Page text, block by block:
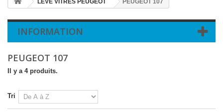
LEVE VITRES PEUGEOT PEUGEOT 107
INFORMATION
PEUGEOT 107
Il y a 4 produits.
Tri